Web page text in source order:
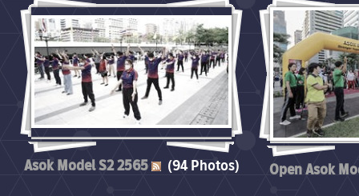
Asok Model S2 2565 (94 Photos) Open Asok